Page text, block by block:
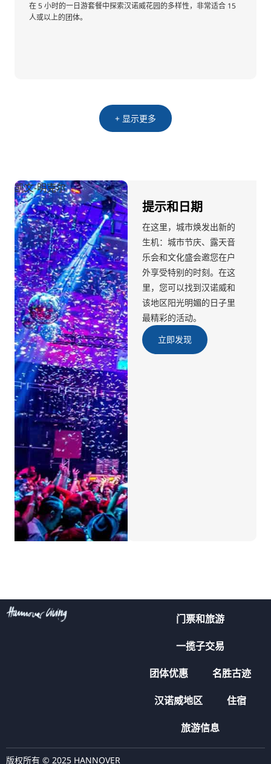
在 5 小时的一日游套餐中探索汉诺威花园的多样性，非常适合 15
人或以上的团体。
+ 显示更多
凯文-明克尔
提示和日期
在这里，城市焕发出新的
生机：城市节庆、露天音
乐会和文化盛会邀您在户
外享受特别的时刻。在这
里，您可以找到汉诺威和
该地区阳光明媚的日子里
最精彩的活动。
立即发现
门票和旅游
一揽子交易
团体优惠 名胜古迹
汉诺威地区 住宿
旅游信息
版权所有 © 2025 HANNOVER